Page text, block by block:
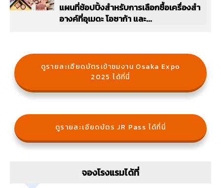
แผนที่ช้อปปิ้งสำหรับการเลือกซื้อเครื่องสำ
อางค์ที่อุเมดะ โอซาก้า และ...
ดูรายละเอียดบัตรเข้าชมงาน Osaka Expo
2025 ได้ที่นี่
ดูรายละเอียดบัตร JR Pass ได้ที่นี่
จองโรงแรมได้ที่